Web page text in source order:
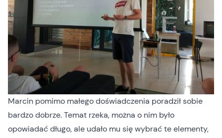
Marcin pomimo małego doświadczenia poradził sobie
bardzo dobrze. Temat rzeka, można o nim było
opowiadać długo, ale udało mu się wybrać te elementy,